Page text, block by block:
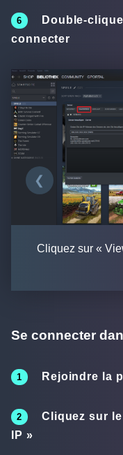
Double-
connecter
❮
Cliquez sur «
Se connecter
Rejoindre la
Cliquez sur
IP »